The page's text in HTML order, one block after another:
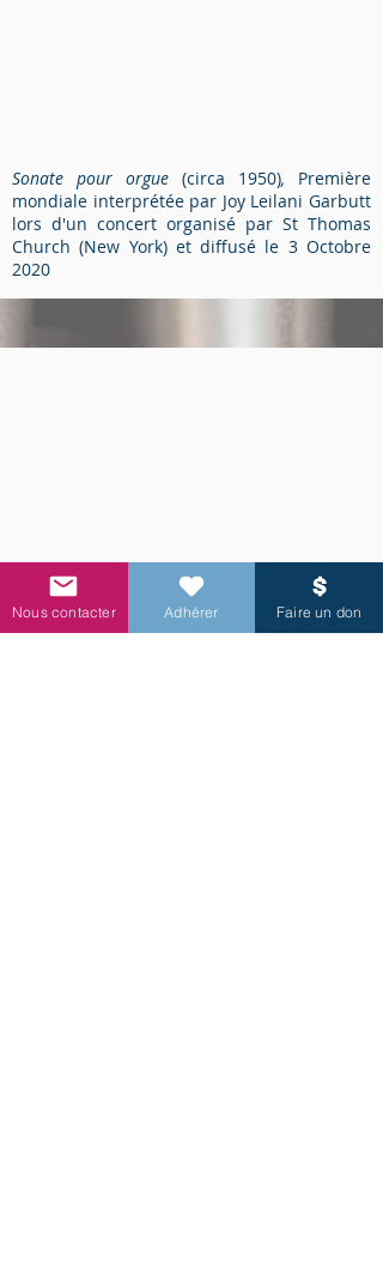
Sonate pour orgue (circa 1950), Première
mondiale interprétée par Joy Leilani Garbutt
lors d'un concert organisé par St Thomas
Church (New York) et diffusé le 3 Octobre
2020
Les Roulottes,
interprété par Juliette
Greco. Paroles et musiques de Marie-
Véra Maixandeau. Réduction pour piano
Nous contacter Adhérer Faire un don